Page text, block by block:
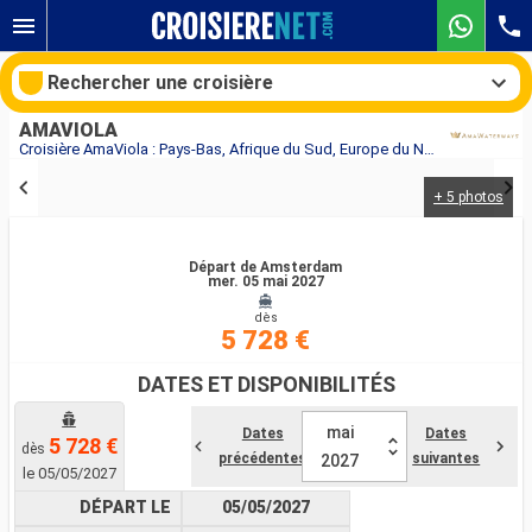
Croisière AmaViola : Pays-Bas, Afrique du Sud, Europe du Nord, Allemagne, France, Suisse au départ de Amsterdam
AMAVIOLA
+ 5 photos
Départ de Amsterdam
mer. 05 mai 2027
dès
5 728 €
DATES ET DISPONIBILITÉS
dès 5 728 €
le 05/05/2027
Dates
précédentes
mai
2027
Dates
suivantes
DÉPART LE
05/05/2027
Rechercher une croisière
Rechercher